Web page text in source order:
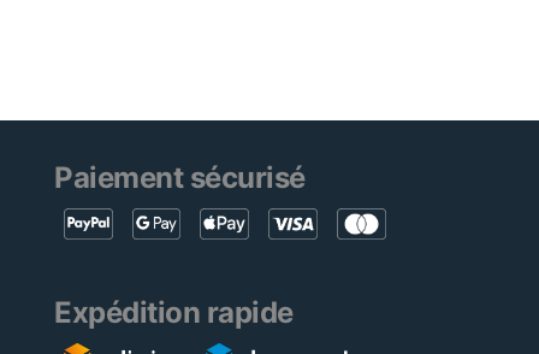
Paiement sécurisé
Expédition rapide